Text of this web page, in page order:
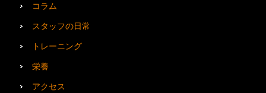
コラム
スタッフの日常
トレーニング
栄養
アクセス